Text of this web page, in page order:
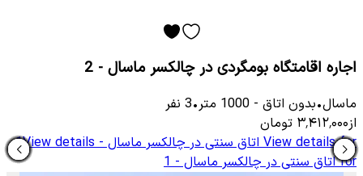
اجاره اقامتگاه بومگردی در چالکسر ماسال - 2
ماسال•بدون اتاق -
1000 متر•
3 نفر
از۳٬۴۱۲٬۰۰۰ تومان
View details for اتاق سنتی در چالکسر ماسال - 1View details
for اتاق سنتی در چالکسر ماسال - 1